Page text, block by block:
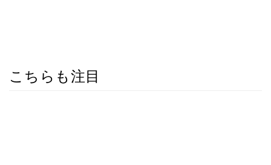
こちらも注目